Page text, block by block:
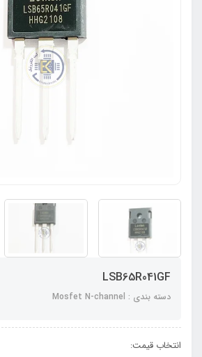
LSB65R041GF
دسته بندی : Mosfet N-channel
انتخاب قیمت: